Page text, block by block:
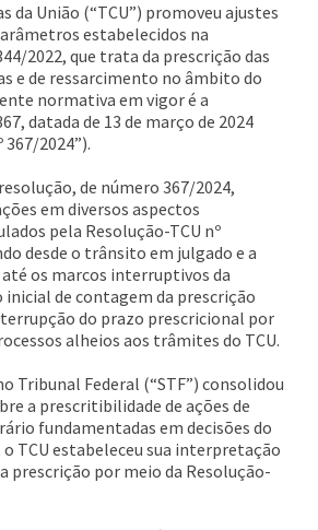
da União (“TCU”) promoveu ajustes
estabelecidos na
2022, que trata da prescrição das
e de ressarcimento no âmbito do
normativa em vigor é a
datada de 13 de março de 2024
367/2024”).
de número 367/2024,
em diversos aspectos
pela Resolução-TCU nº
desde o trânsito em julgado e a
os marcos interruptivos da
de contagem da prescrição
do prazo prescricional por
alheios aos trâmites do TCU.
Tribunal Federal (“STF”) consolidou
a prescritibilidade de ações de
fundamentadas em decisões do
TCU estabeleceu sua interpretação
prescrição por meio da Resolução-